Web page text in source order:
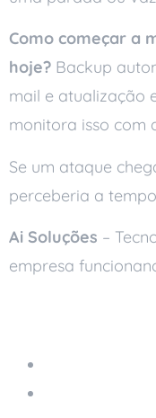
Como começar a
hoje? Backup
mail e atualização
monitora isso com
Se um ataque
perceberia a
Ai Soluções –
empresa